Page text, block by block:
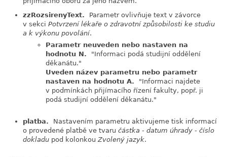
zzRozsirenyText.
Parametr ovlivňuje text v závorce
v sekci Potvrzení lékaře o zdravotní způsobilosti ke studiu
a k výkonu povolání.
Parametr neuveden nebo nastaven na
hodnotu N.
"Informaci podá studijní oddělení
děkanátu."
Uveden název parametru nebo parametr
nastaven na hodnotu A.
"Informaci najdete
v podmínkách přijímacího řízení fakulty, popř. ji
podá studijní oddělení děkanátu."
platba.
Nastavením parametru aktivujeme tisk informací
o provedené platbě ve tvaru částka - datum úhrady - číslo
dokladu pod kolonkouZvolený jazyk.